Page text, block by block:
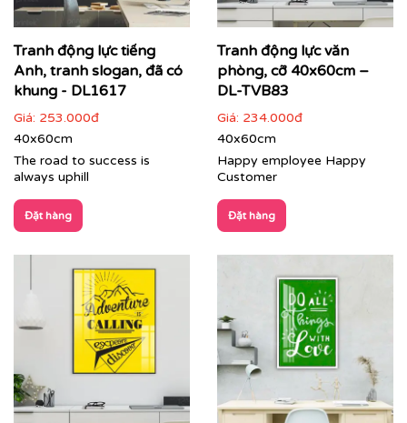
hoặc bất kỳ thông điệp nào bạn mong muốn
thành tác phẩm nghệ thuật treo tường cao cấp.
Đa dạng chất liệu, kích thước và kiểu dáng khung,
phù hợp với mọi không gian từ phòng họp, khu
vực lễ tân đến không gian làm việc chung (co-
working space).
Tranh dự án trang trí văn phòng tập đoàn Zamil
Tranh động lực tiếng
Anh, tranh slogan, đã có
khung - DL1617
Giá: 253.000đ
40x60cm
The road to success is
always uphill
Đặt hàng
Tranh động lực văn
phòng, cỡ 40x60cm –
DL-TVB83
Giá: 234.000đ
40x60cm
Happy employee Happy
Customer
Đặt hàng